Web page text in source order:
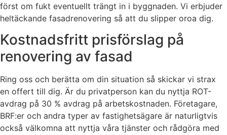
först om fukt eventuellt trängt in i byggnaden. Vi erbjuder
heltäckande fasadrenovering så att du slipper oroa dig.
Kostnadsfritt prisförslag på
renovering av fasad
Ring oss och berätta om din situation så skickar vi strax
en offert till dig. Är du privatperson kan du nyttja ROT-
avdrag på 30 % avdrag på arbetskostnaden. Företagare,
BRF:er och andra typer av fastighetsägare är naturligtvis
också välkomna att nyttja våra tjänster och rådgöra med